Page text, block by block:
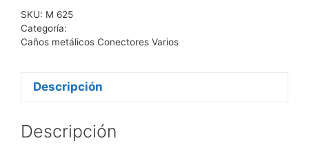
SKU: M 625
Categoría:
Caños metálicos Conectores Varios
Descripción
Descripción